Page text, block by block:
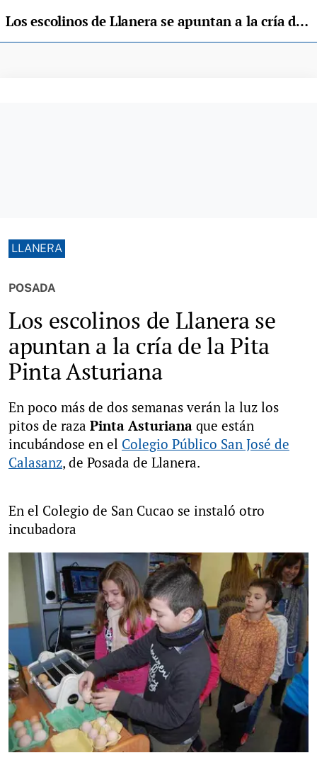
Los escolinos de Llanera se apuntan a la cría de la Pita Pinta Asturiana
LLANERA
POSADA
Los escolinos de Llanera se
apuntan a la cría de la Pita
Pinta Asturiana
En poco más de dos semanas verán la luz los
pitos de raza Pinta Asturiana que están
incubándose en el Colegio Público San José de
Calasanz, de Posada de Llanera.
En el Colegio de San Cucao se instaló otro
incubadora